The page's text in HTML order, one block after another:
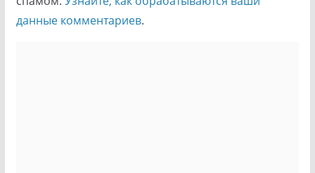
данные комментариев.